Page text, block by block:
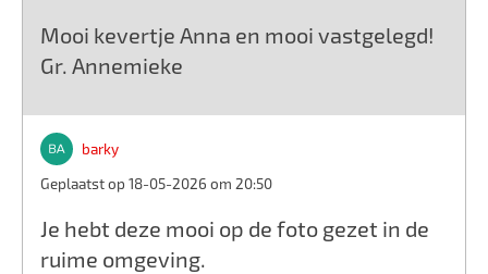
Mooi kevertje Anna en mooi vastgelegd!
Gr. Annemieke
barky
Geplaatst op 18-05-2026 om 20:50
Je hebt deze mooi op de foto gezet in de
ruime omgeving.